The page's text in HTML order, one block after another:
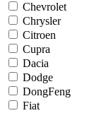
Chevrolet
Chrysler
Citroen
Cupra
Dacia
Dodge
DongFeng
Fiat